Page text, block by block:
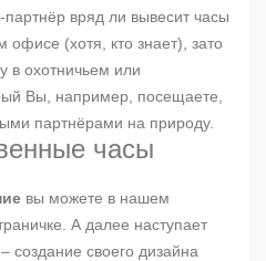
вряд ли вывесит часы
(хотя, кто знает), зато
в охотничьем или
Вы, например, посещаете,
партнёрами на природу.
часы
вы можете в нашем
А далее наступает
создание своего дизайна